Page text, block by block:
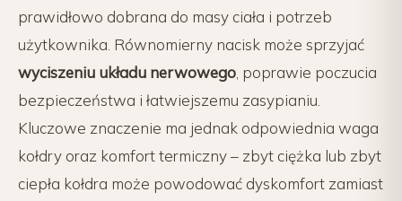
prawidłowo dobrana do masy ciała i potrzeb
użytkownika. Równomierny nacisk może sprzyjać
wyciszeniu układu nerwowego, poprawie poczucia
bezpieczeństwa i łatwiejszemu zasypianiu.
Kluczowe znaczenie ma jednak odpowiednia waga
kołdry oraz komfort termiczny – zbyt ciężka lub zbyt
ciepła kołdra może powodować dyskomfort zamiast